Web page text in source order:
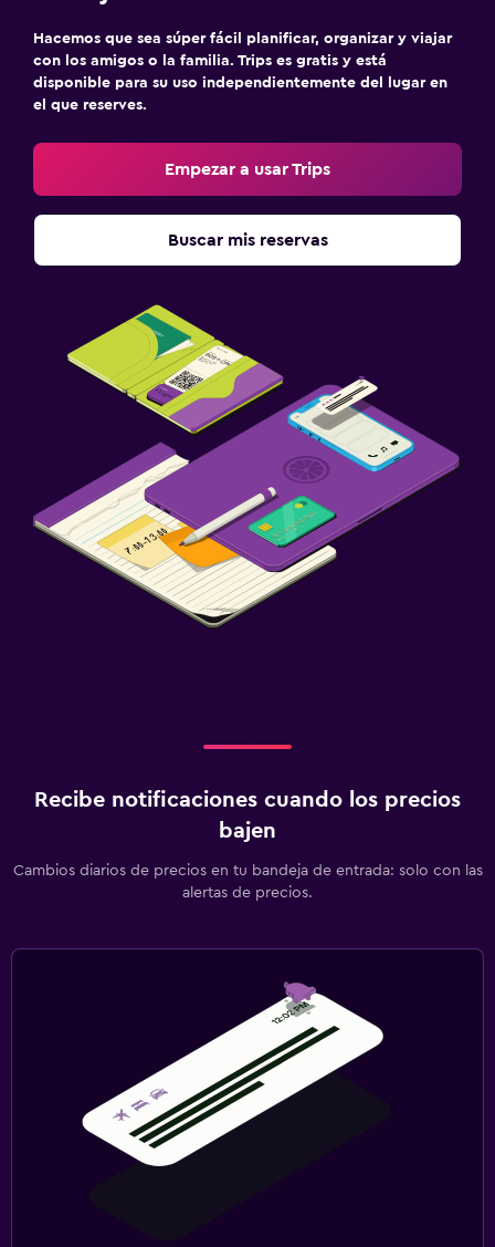
Hacemos que sea súper fácil planificar, organizar y viajar
con los amigos o la familia. Trips es gratis y está
disponible para su uso independientemente del lugar en
el que reserves.
Empezar a usar Trips
Buscar mis reservas
Recibe notificaciones cuando los precios
bajen
Cambios diarios de precios en tu bandeja de entrada: solo con las
alertas de precios.